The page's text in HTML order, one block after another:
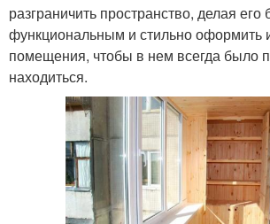
разграничить пространство, делая его
функциональным и стильно оформить
помещения, чтобы в нем всегда было
находиться.